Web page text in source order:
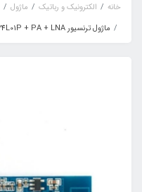
خانه الکترونیک و رباتیک ماژول
ماژول ترنسیور NRF24L01P + PA + LNA با رابط USB و برد 1000متر